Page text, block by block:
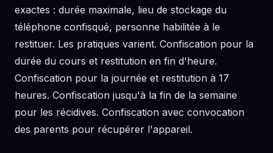
exactes : durée maximale, lieu de stockage du
téléphone confisqué, personne habilitée à le
restituer. Les pratiques varient. Confiscation pour la
durée du cours et restitution en fin d'heure.
Confiscation pour la journée et restitution à 17
heures. Confiscation jusqu'à la fin de la semaine
pour les récidives. Confiscation avec convocation
des parents pour récupérer l'appareil.